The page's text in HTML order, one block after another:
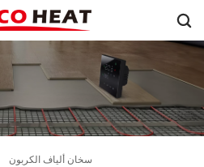
سخان ألياف الكربون